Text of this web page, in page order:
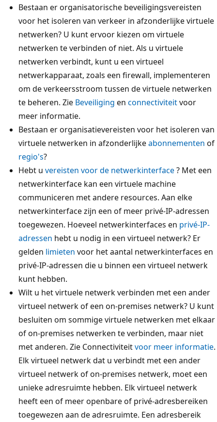
Bestaan er organisatorische beveiligingsvereisten
voor het isoleren van verkeer in afzonderlijke virtuele
netwerken? U kunt ervoor kiezen om virtuele
netwerken te verbinden of niet. Als u virtuele
netwerken verbindt, kunt u een virtueel
netwerkapparaat, zoals een firewall, implementeren
om de verkeersstroom tussen de virtuele netwerken
te beheren. Zie Beveiliging en connectiviteitvoor
meer informatie.
Bestaan er organisatievereisten voor het isoleren van
virtuele netwerken in afzonderlijkeabonnementen of
regio's?
Hebt u vereisten voor de netwerkinterface? Met een
netwerkinterface kan een virtuele machine
communiceren met andere resources. Aan elke
netwerkinterface zijn een of meer privé-IP-adressen
toegewezen. Hoeveel netwerkinterfaces en privé-IP-
adressen hebt u nodig in een virtueel netwerk? Er
gelden limieten voor het aantal netwerkinterfaces en
privé-IP-adressen die u binnen een virtueel netwerk
kunt hebben.
Wilt u het virtuele netwerk verbinden met een ander
virtueel netwerk of een on-premises netwerk? U kunt
besluiten om sommige virtuele netwerken met elkaar
of on-premises netwerken te verbinden, maar niet
met anderen. Zie Connectiviteitvoor meer informatie.
Elk virtueel netwerk dat u verbindt met een ander
virtueel netwerk of on-premises netwerk, moet een
unieke adresruimte hebben. Elk virtueel netwerk
heeft een of meer openbare of privé-adresbereiken
toegewezen aan de adresruimte. Een adresbereik